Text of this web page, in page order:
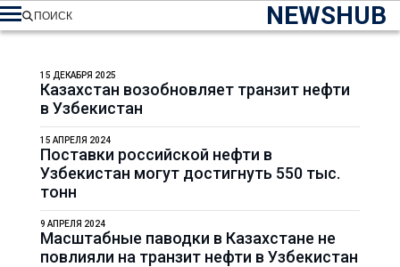
NEWSHUB
ПОИСК
Казахстан возобновляет транзит нефти
в Узбекистан
15 ДЕКАБРЯ 2025
Поставки российской нефти в
Узбекистан могут достигнуть 550 тыс.
тонн
15 АПРЕЛЯ 2024
Масштабные паводки в Казахстане не
повлияли на транзит нефти в Узбекистан
9 АПРЕЛЯ 2024